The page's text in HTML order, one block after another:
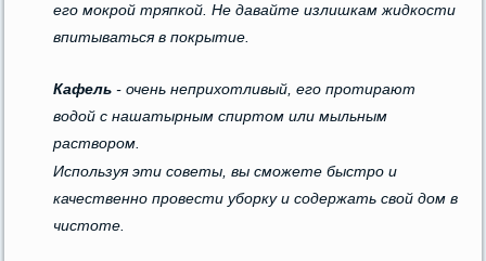
его мокрой тряпкой. Не давайте излишкам жидкости
впитываться в покрытие.
Кафель - очень неприхотливый, его протирают
водой с нашатырным спиртом или мыльным
раствором.
Используя эти советы, вы сможете быстро и
качественно провести уборку и содержать свой дом в
чистоте.